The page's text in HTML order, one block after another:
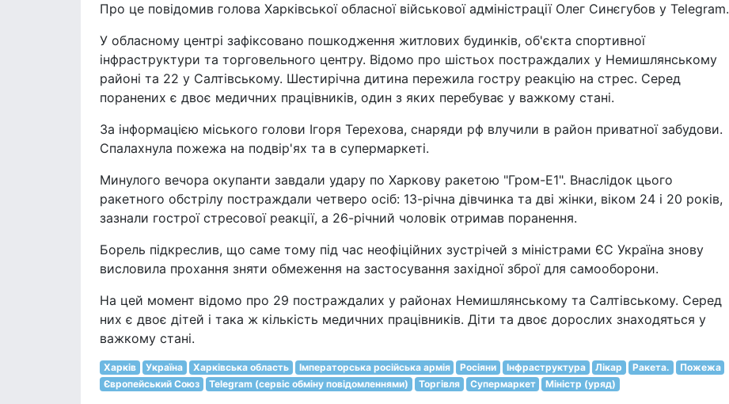
Про це повідомив голова Харківської обласної військової адміністрації Олег Синєгубов у Telegram.
У обласному центрі зафіксовано пошкодження житлових будинків, об'єкта спортивної
інфраструктури та торговельного центру. Відомо про шістьох постраждалих у Немишлянському
районі та 22 у Салтівському. Шестирічна дитина пережила гостру реакцію на стрес. Серед
поранених є двоє медичних працівників, один з яких перебуває у важкому стані.
За інформацією міського голови Ігоря Терехова, снаряди рф влучили в район приватної забудови.
Спалахнула пожежа на подвір'ях та в супермаркеті.
Минулого вечора окупанти завдали удару по Харкову ракетою "Гром-Е1". Внаслідок цього
ракетного обстрілу постраждали четверо осіб: 13-річна дівчинка та дві жінки, віком 24 і 20 років,
зазнали гострої стресової реакції, а 26-річний чоловік отримав поранення.
Борель підкреслив, що саме тому під час неофіційних зустрічей з міністрами ЄС Україна знову
висловила прохання зняти обмеження на застосування західної зброї для самооборони.
На цей момент відомо про 29 постраждалих у районах Немишлянському та Салтівському. Серед
них є двоє дітей і така ж кількість медичних працівників. Діти та двоє дорослих знаходяться у
важкому стані.
Харків Україна Харківська область Імператорська російська армія Росіяни Інфраструктура Лікар Ракета.
Пожежа
Європейський Союз
Telegram (сервіс обміну повідомленнями) Торгівля Супермаркет Міністр (уряд)